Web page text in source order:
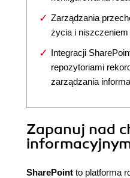
Zarządzania
życia i
Integracji
repozytoriami
zarządzania
Zapanuj nad
SharePoint to platforma